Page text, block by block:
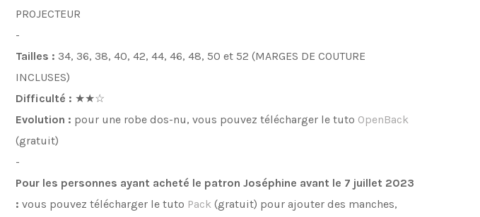
PROJECTEUR
-
Tailles : 34, 36, 38, 40, 42, 44, 46, 48, 50 et 52 (MARGES DE COUTURE
INCLUSES)
Difficulté : ★★☆
Evolution : pour une robe dos-nu, vous pouvez télécharger le tuto OpenBack
(gratuit)
-
Pour les personnes ayant acheté le patron Joséphine avant le 7 juillet 2023
: vous pouvez télécharger le tuto Pack (gratuit) pour ajouter des manches,